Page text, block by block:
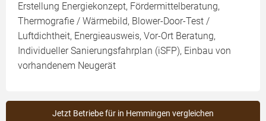
Erstellung Energiekonzept, Fördermittelberatung,
Thermografie / Wärmebild, Blower-Door-Test /
Luftdichtheit, Energieausweis, Vor-Ort Beratung,
Individueller Sanierungsfahrplan (iSFP), Einbau von
vorhandenem Neugerät
Jetzt Betriebe für in Hemmingen vergleichen